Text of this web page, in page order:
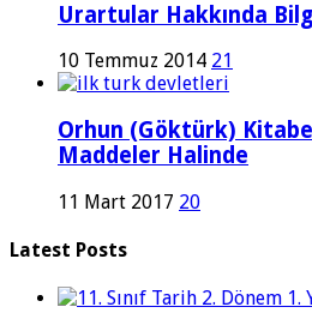
Urartular Hakkında
10 Temmuz 2014 21
Orhun (Göktürk)
Maddeler Halinde
11 Mart 2017 20
Latest Posts